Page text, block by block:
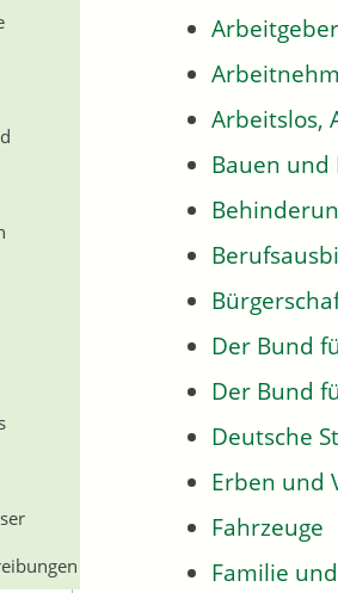
Arbeitgeber
Arbeitslos,
Bauen
Der Bund
Der Bund
Deutsche
Erben und
Fahrzeuge
Familie